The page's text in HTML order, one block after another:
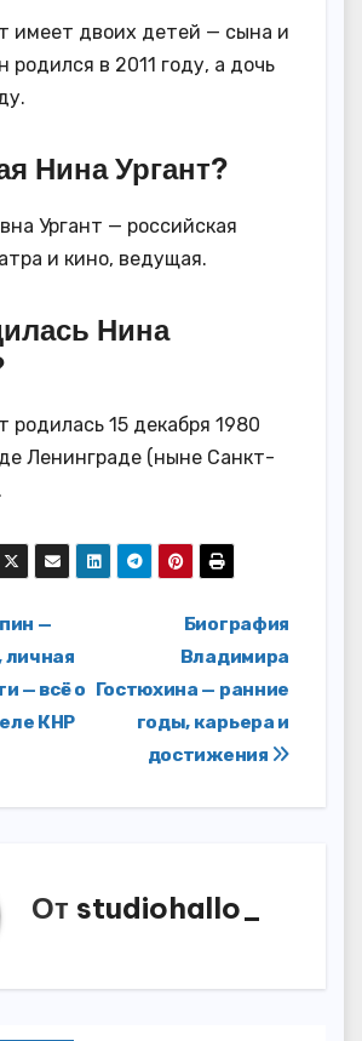
имеет двоих детей — сына и
родился в 2011 году, а дочь
Нина Ургант?
Ургант — российская
и кино, ведущая.
Нина
родилась 15 декабря 1980
Ленинграде (ныне Санкт-
Биография
Владимира
Гостюхина — ранние
годы, карьера и
достижения
—
личная
— всё о
КНР
От studiohallo_